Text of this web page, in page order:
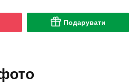
Подарувати